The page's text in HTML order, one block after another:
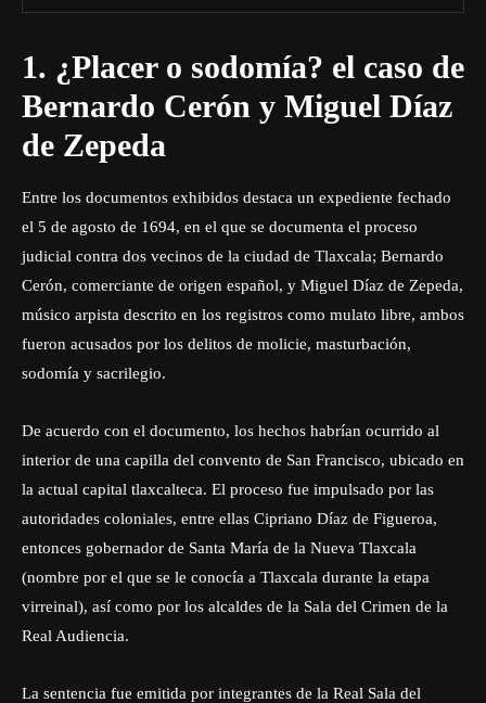
1. ¿Placer o sodomía? el caso de
Bernardo Cerón y Miguel Díaz
de Zepeda
Entre los documentos exhibidos destaca un expediente fechado
el 5 de agosto de 1694, en el que se documenta el proceso
judicial contra dos vecinos de la ciudad de Tlaxcala; Bernardo
Cerón, comerciante de origen español, y Miguel Díaz de Zepeda,
músico arpista descrito en los registros como mulato libre, ambos
fueron acusados por los delitos de molicie, masturbación,
sodomía y sacrilegio.
De acuerdo con el documento, los hechos habrían ocurrido al
interior de una capilla del convento de San Francisco, ubicado en
la actual capital tlaxcalteca. El proceso fue impulsado por las
autoridades coloniales, entre ellas Cipriano Díaz de Figueroa,
entonces gobernador de Santa María de la Nueva Tlaxcala
(nombre por el que se le conocía a Tlaxcala durante la etapa
virreinal), así como por los alcaldes de la Sala del Crimen de la
Real Audiencia.
La sentencia fue emitida por integrantes de la Real Sala del